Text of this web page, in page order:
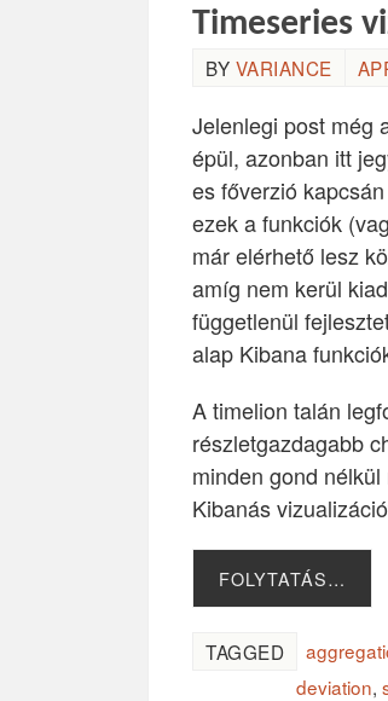
Timeseries
BY VARIANCE
Jelenlegi post még
épül, azonban itt
es főverzió
ezek a funkciók
már elérhető lesz
amíg nem kerül
függetlenül
alap Kibana
A timelion talán
részletgazdagabb
minden gond
Kibanás
FOLYTATÁS…
TAGGED
deviation,